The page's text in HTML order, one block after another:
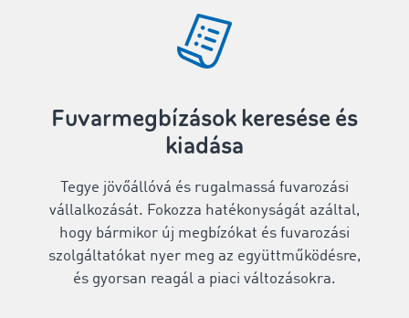
Fuvarmegbízások keresése és
kiadása
Tegye jövőállóvá és rugalmassá fuvarozási
vállalkozását. Fokozza hatékonyságát azáltal,
hogy bármikor új megbízókat és fuvarozási
szolgáltatókat nyer meg az együttműködésre,
és gyorsan reagál a piaci változásokra.